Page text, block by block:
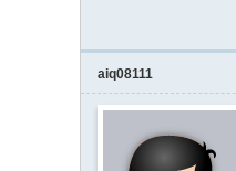
aiq08111